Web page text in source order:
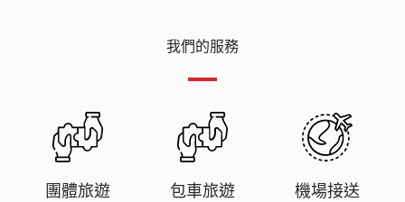
我們的服務
團體旅遊 包車旅遊 機場接送